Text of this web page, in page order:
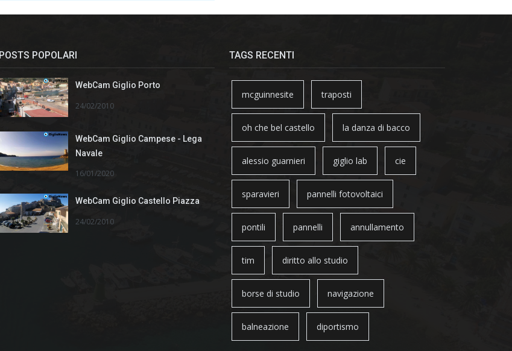
POSTS POPOLARI
WebCam Giglio Porto
24/02/2010
WebCam Giglio Campese - Lega
Navale
16/01/2020
WebCam Giglio Castello Piazza
24/02/2010
TAGS RECENTI
mcguinnesite traposti
oh che bel castello la danza di bacco
alessio guarnieri giglio lab cie
sparavieri pannelli fotovoltaici
pontili pannelli annullamento
tim diritto allo studio
borse di studio navigazione
balneazione diportismo